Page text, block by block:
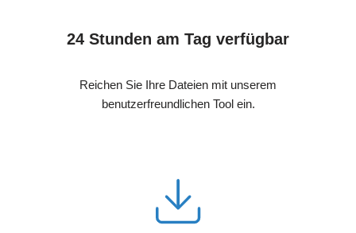
24 Stunden am Tag verfügbar
Reichen Sie Ihre Dateien mit unserem
benutzerfreundlichen Tool ein.